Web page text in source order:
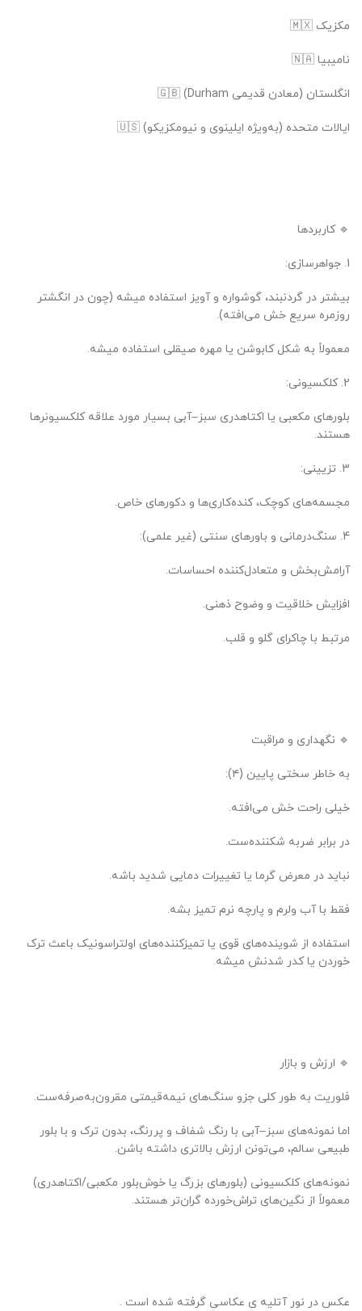
مکزیک 🇲🇽
نامیبیا 🇳🇦
انگلستان (معادن قدیمی Durham) 🇬🇧
ایالات متحده (به‌ویژه ایلینوی و نیومکزیکو) 🇺🇸
🔹 کاربردها
1. جواهرسازی:
بیشتر در گردنبند، گوشواره و آویز استفاده میشه (چون در انگشتر
روزمره سریع خش می‌افته).
معمولاً به شکل کابوشن یا مهره صیقلی استفاده میشه.
2. کلکسیونی:
بلورهای مکعبی یا اکتاهدری سبز–آبی بسیار مورد علاقه کلکسیونرها
هستند.
3. تزیینی:
مجسمه‌های کوچک، کنده‌کاری‌ها و دکورهای خاص.
4. سنگ‌درمانی و باورهای سنتی (غیر علمی):
آرامش‌بخش و متعادل‌کننده احساسات.
افزایش خلاقیت و وضوح ذهنی.
مرتبط با چاکرای گلو و قلب.
🔹 نگهداری و مراقبت
به خاطر سختی پایین (۴):
خیلی راحت خش می‌افته.
در برابر ضربه شکننده‌ست.
نباید در معرض گرما یا تغییرات دمایی شدید باشه.
فقط با آب ولرم و پارچه نرم تمیز بشه.
استفاده از شوینده‌های قوی یا تمیزکننده‌های اولتراسونیک باعث ترک
خوردن یا کدر شدنش میشه.
🔹 ارزش و بازار
فلوریت به طور کلی جزو سنگ‌های نیمه‌قیمتی مقرون‌به‌صرفه‌ست.
اما نمونه‌های سبز–آبی با رنگ شفاف و پررنگ، بدون ترک و با بلور
طبیعی سالم، می‌تونن ارزش بالاتری داشته باشن.
نمونه‌های کلکسیونی (بلورهای بزرگ یا خوش‌بلور مکعبی/اکتاهدری)
معمولاً از نگین‌های تراش‌خورده گران‌تر هستند.
عکس در نور آتلیه ی عکاسی گرفته شده است .